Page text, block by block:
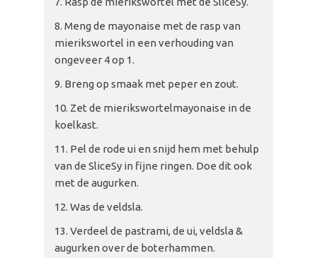
Meng de mayonaise met de rasp van
mierikswortel in een verhouding van
ongeveer 4 op 1.
Breng op smaak met peper en zout.
Zet de mierikswortelmayonaise in de
koelkast.
Pel de rode ui en snijd hem met behulp
van de SliceSy in fijne ringen. Doe dit ook
met de augurken.
Was de veldsla.
Verdeel de pastrami, de ui, veldsla &
augurken over de boterhammen.